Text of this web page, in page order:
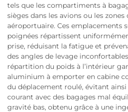
tels que les compartiments à
sièges dans les avions ou les zones
aéroportuaire. Ces emplacements
poignées répartissent
prise, réduisant la fatigue et
des angles de levage
répartition du poids à l’intérieur
aluminium à emporter en cabine
du déplacement roulé, évitant
courant avec des bagages mal
gravité bas, obtenu grâce à une